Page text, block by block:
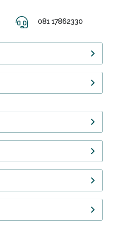
081 17862330